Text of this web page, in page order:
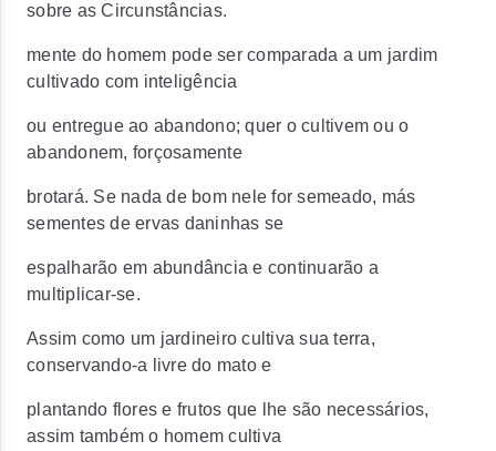
sobre as Circunstâncias.
mente do homem pode ser comparada a um jardim
cultivado com inteligência
ou entregue ao abandono; quer o cultivem ou o
abandonem, forçosamente
brotará. Se nada de bom nele for semeado, más
sementes de ervas daninhas se
espalharão em abundância e continuarão a
multiplicar-se.
Assim como um jardineiro cultiva sua terra,
conservando-a livre do mato e
plantando flores e frutos que lhe são necessários,
assim também o homem cultiva